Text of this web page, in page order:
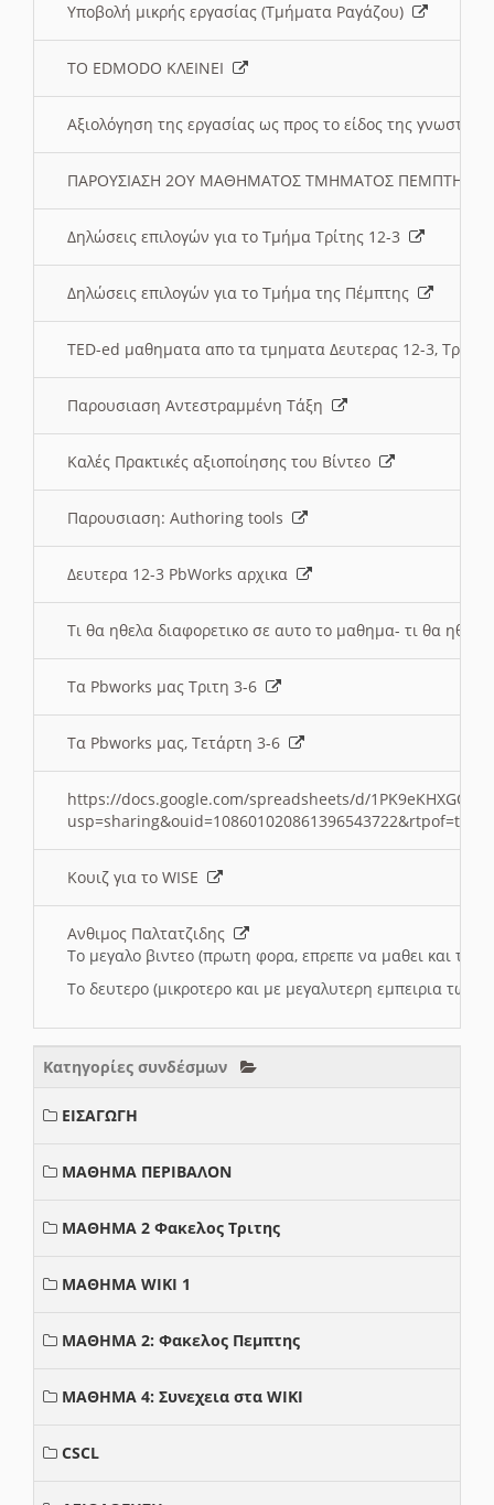
Υποβολή μικρής εργασίας (Τμήματα Ραγάζου)
ΤΟ EDMODO ΚΛΕΙΝΕΙ
Αξιολόγηση της εργασίας ως προς το είδος της
ΠΑΡΟΥΣΙΑΣΗ 2ΟΥ ΜΑΘΗΜΑΤΟΣ ΤΜΗΜΑΤΟΣ
Δηλώσεις επιλογών για το Τμήμα Τρίτης 12-3
Δηλώσεις επιλογών για το Τμήμα της Πέμπτης
TED-ed μαθηματα απο τα τμηματα Δευτερας 12-3,
Παρουσιαση Αντεστραμμένη Τάξη
Καλές Πρακτικές αξιοποίησης του Βίντεο
Παρουσιαση: Authoring tools
Δευτερα 12-3 PbWorks αρχικα
Τι θα ηθελα διαφορετικο σε αυτο το μαθημα- τι θα
Τα Pbworks μας Τριτη 3-6
Τα Pbworks μας, Τετάρτη 3-6
https://docs.google.com/spreadsheets/d/
Κουιζ για το WISE
Ανθιμος Παλτατζιδης
Το μεγαλο βιντεο (πρωτη φορα, επρεπε να μαθει και το
Το δευτερο (μικροτερο και με μεγαλυτερη εμπειρια
Κατηγορίες συνδέσμων
ΕΙΣΑΓΩΓΗ
ΜΑΘΗΜΑ ΠΕΡΙΒΑΛΟΝ
ΜΑΘΗΜΑ 2 Φακελος Τριτης
ΜΑΘΗΜΑ WIKI 1
ΜΑΘΗΜΑ 2: Φακελος Πεμπτης
ΜΑΘΗΜΑ 4: Συνεχεια στα WIKI
CSCL